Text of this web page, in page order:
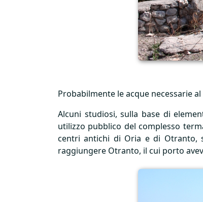
Probabilmente le acque necessarie
Alcuni studiosi, sulla base di
utilizzo pubblico del complesso
centri antichi di Oria e di Otranto,
raggiungere Otranto, il cui porto